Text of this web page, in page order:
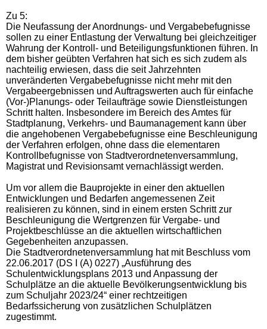
Zu 5:
Die Neufassung der Anordnungs- und Vergabebefugnisse
sollen zu einer Entlastung der Verwaltung bei gleichzeitiger
Wahrung der Kontroll- und Beteiligungsfunktionen führen. In
dem bisher geübten Verfahren hat sich es sich zudem als
nachteilig erwiesen, dass die seit Jahrzehnten
unveränderten Vergabebefugnisse nicht mehr mit den
Vergabeergebnissen und Auftragswerten auch für einfache
(Vor-)Planungs- oder Teilaufträge sowie Dienstleistungen
Schritt halten. Insbesondere im Bereich des Amtes für
Stadtplanung, Verkehrs- und Baumanagement kann über
die angehobenen Vergabebefugnisse eine Beschleunigung
der Verfahren erfolgen, ohne dass die elementaren
Kontrollbefugnisse von Stadtverordnetenversammlung,
Magistrat und Revisionsamt vernachlässigt werden.
Um vor allem die Bauprojekte in einer den aktuellen
Entwicklungen und Bedarfen angemessenen Zeit
realisieren zu können, sind in einem ersten Schritt zur
Beschleunigung die Wertgrenzen für Vergabe- und
Projektbeschlüsse an die aktuellen wirtschaftlichen
Gegebenheiten anzupassen.
Die Stadtverordnetenversammlung hat mit Beschluss vom
22.06.2017 (DS I (A) 0227) „Ausführung des
Schulentwicklungsplans 2013 und Anpassung der
Schulplätze an die aktuelle Bevölkerungsentwicklung bis
zum Schuljahr 2023/24“ einer rechtzeitigen
Bedarfssicherung von zusätzlichen Schulplätzen
zugestimmt.